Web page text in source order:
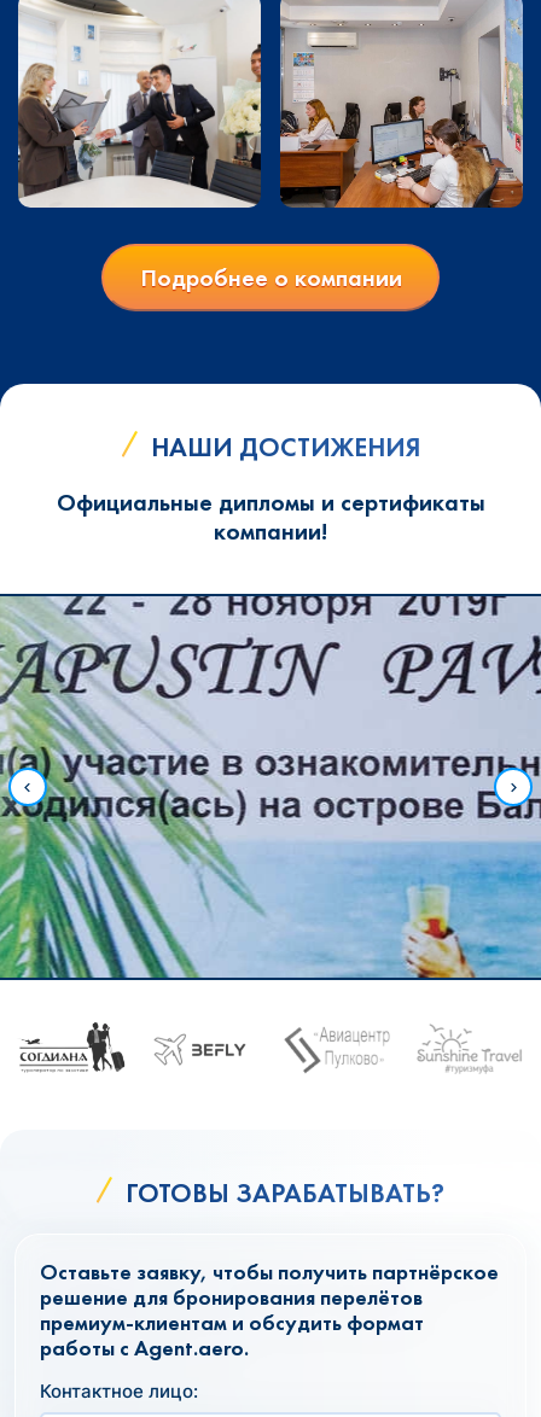
Подробнее о компании
НАШИ ДОСТИЖЕНИЯ
Официальные дипломы и сертификаты
компании!
ГОТОВЫ ЗАРАБАТЫВАТЬ?
Оставьте заявку, чтобы получить партнёрское
решение для бронирования перелётов
премиум-клиентам и обсудить формат
работы с Agent.aero.
Контактное лицо: